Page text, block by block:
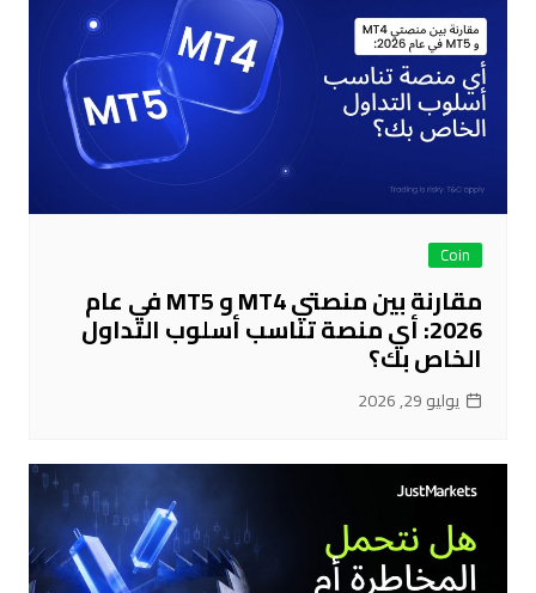
Coin
مقارنة بين منصتي MT4 و MT5 في عام
2026: أي منصة تناسب أسلوب التداول
الخاص بك؟
يوليو 29, 2026